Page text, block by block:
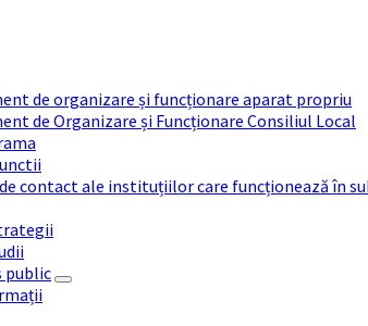
de organizare și funcționare aparat propriu
de Organizare și Funcționare Consiliul Local
contact ale instituțiilor care funcționează în
public